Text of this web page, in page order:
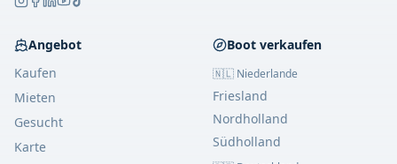
Angebot
Kaufen
Mieten
Gesucht
Karte
Boot verkaufen
🇳🇱 Niederlande
Friesland
Nordholland
Südholland